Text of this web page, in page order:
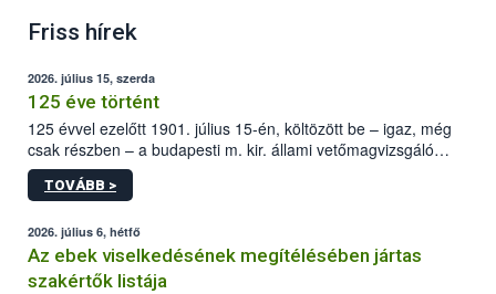
Friss hírek
2026. július 15, szerda
125 éve történt
125 évvel ezelőtt 1901. július 15-én, költözött be – igaz, még
csak részben – a budapesti m. kir. állami vetőmagvizsgáló
állomás a Kis Rókus utca 15. szám alatti, Czigler Győző által
tervezett új épületébe.
TOVÁBB >
2026. július 6, hétfő
Az ebek viselkedésének megítélésében jártas
szakértők listája